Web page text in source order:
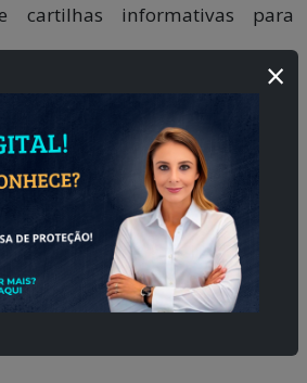
cartilhas informativas para
gestão do consentimento e
dados;
na adoção de medidas de
informação e medidas de
incidentes digitais;
relatório de impacto e due
pessoais;
e treinamentos para público
poderão ser presenciais ou
×